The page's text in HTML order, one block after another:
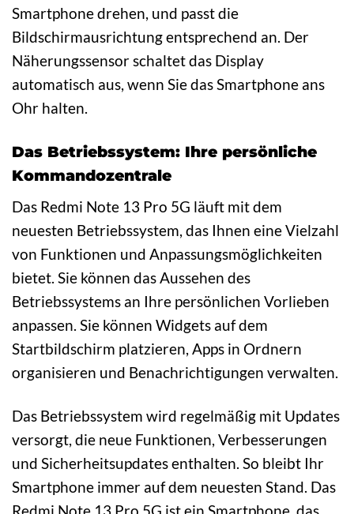
Smartphone drehen, und passt die
Bildschirmausrichtung entsprechend an. Der
Näherungssensor schaltet das Display
automatisch aus, wenn Sie das Smartphone ans
Ohr halten.
Das Betriebssystem: Ihre persönliche
Kommandozentrale
Das Redmi Note 13 Pro 5G läuft mit dem
neuesten Betriebssystem, das Ihnen eine Vielzahl
von Funktionen und Anpassungsmöglichkeiten
bietet. Sie können das Aussehen des
Betriebssystems an Ihre persönlichen Vorlieben
anpassen. Sie können Widgets auf dem
Startbildschirm platzieren, Apps in Ordnern
organisieren und Benachrichtigungen verwalten.
Das Betriebssystem wird regelmäßig mit Updates
versorgt, die neue Funktionen, Verbesserungen
und Sicherheitsupdates enthalten. So bleibt Ihr
Smartphone immer auf dem neuesten Stand. Das